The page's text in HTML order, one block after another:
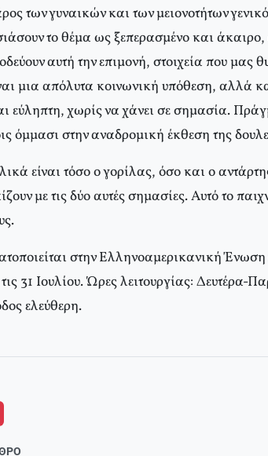
των γυναικών και των μειονοτήτων
το θέμα ως ξεπερασμένο και άκαιρο,
αυτή την επιμονή, στοιχεία που μας
μια απόλυτα κοινωνική υπόθεση, αλλά
εύληπτη, χωρίς να χάνει σε σημασία.
όμμασι στην αναδρομική έκθεση της
είναι τόσο ο γορίλας, όσο και ο
με τις δύο αυτές σημασίες. Aυτό το
στην Eλληνοαμερικανική
31 Iουλίου. Ώρες λειτουργίας:
ελεύθερη.